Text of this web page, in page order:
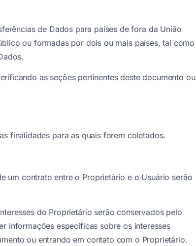
de Dados para países de fora da União
ou formadas por dois ou mais países, tal como
as seções pertinentes deste documento ou
finalidades para as quais forem coletados.
um contrato entre o Proprietário e o Usuário serão
do Proprietário serão conservados pelo
informações específicas sobre os interesses
ou entrando em contato com o Proprietário.